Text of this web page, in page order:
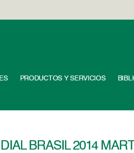
PRODUCTOS Y SERVICIOS
BRASIL 2014